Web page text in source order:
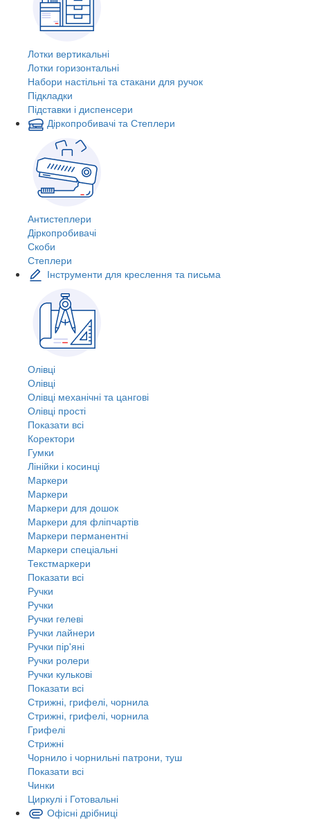
Лотки вертикальні
Лотки горизонтальні
Набори настільні та стакани для ручок
Підкладки
Підставки і диспенсери
Діркопробивачі та Степлери
Антистеплери
Діркопробивачі
Скоби
Степлери
Інструменти для креслення та письма
Олівці
Олівці
Олівці механічні та цангові
Олівці прості
Показати всі
Коректори
Гумки
Лінійки і косинці
Маркери
Маркери
Маркери для дошок
Маркери для фліпчартів
Маркери перманентні
Маркери спеціальні
Текстмаркери
Показати всі
Ручки
Ручки
Ручки гелеві
Ручки лайнери
Ручки пір'яні
Ручки ролери
Ручки кулькові
Показати всі
Стрижні, грифелі, чорнила
Стрижні, грифелі, чорнила
Грифелі
Стрижні
Чорнило і чорнильні патрони, туш
Показати всі
Чинки
Циркулі і Готовальні
Офісні дрібниці